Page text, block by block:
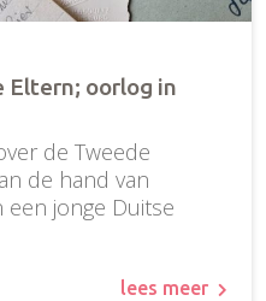
Eltern; oorlog in
de Tweede
de hand van
een jonge Duitse
lees meer